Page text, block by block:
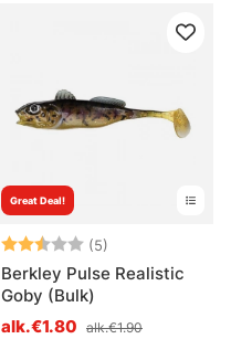
Great Deal!
Arvio: (5)
Berkley Pulse Realistic
Goby (Bulk)
alk.€1.80 alk.€1.90